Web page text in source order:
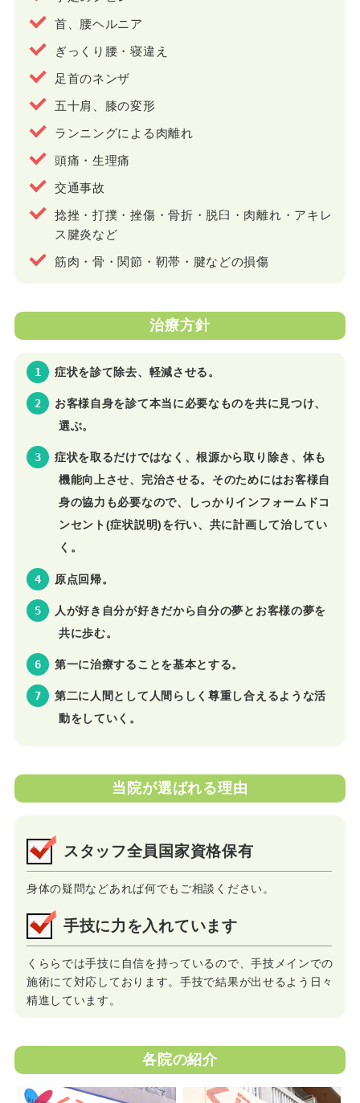
首、腰ヘルニア
ぎっくり腰・寝違え
足首のネンザ
五十肩、膝の変形
ランニングによる肉離れ
頭痛・生理痛
交通事故
捻挫・打撲・挫傷・骨折・脱臼・肉離れ・アキレ
ス腱炎など
筋肉・骨・関節・靭帯・腱などの損傷
治療方針
症状を診て除去、軽減させる。
お客様自身を診て本当に必要なものを共に見つけ、
選ぶ。
症状を取るだけではなく、根源から取り除き、体も
機能向上させ、完治させる。そのためにはお客様自
身の協力も必要なので、しっかりインフォームドコ
ンセント(症状説明)を行い、共に計画して治してい
く。
原点回帰。
人が好き自分が好きだから自分の夢とお客様の夢を
共に歩む。
第一に治療することを基本とする。
第二に人間として人間らしく尊重し合えるような活
動をしていく。
当院が選ばれる理由
スタッフ全員国家資格保有
身体の疑問などあれば何でもご相談ください。
手技に力を入れています
くららでは手技に自信を持っているので、手技メインでの
施術にて対応しております。手技で結果が出せるよう日々
精進しています。
各院の紹介